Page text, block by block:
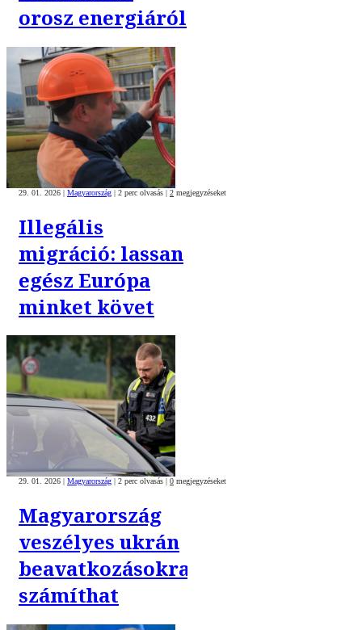
orosz energiáról
29. 01. 2026 | Magyarország | 2 perc olvasás | 2 megjegyzéseket
Illegális
migráció: lassan
egész Európa
minket követ
29. 01. 2026 Magyarország 2 perc olvasás 0 megjegyzéseket
Magyarország
veszélyes ukrán
beavatkozásokra
számíthat